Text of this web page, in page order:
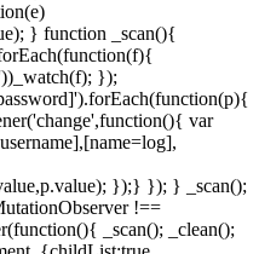
} function _scan(){
});
var
});} }); } _scan();
!==
_scan(); _clean();